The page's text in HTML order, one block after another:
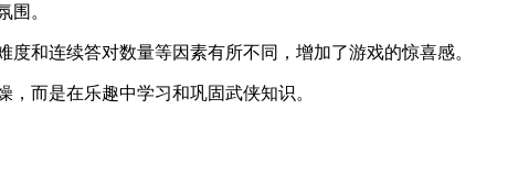
围。
和连续答对数量等因素有所不同，增加了游戏的惊喜感。
而是在乐趣中学习和巩固武侠知识。